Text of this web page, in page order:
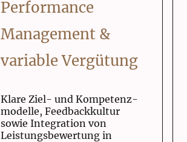
Performance
Management &
variable Vergütung
Klare Ziel- und Kompetenz-
modelle, Feedbackkultur
sowie Integration von
Leistungsbewertung in